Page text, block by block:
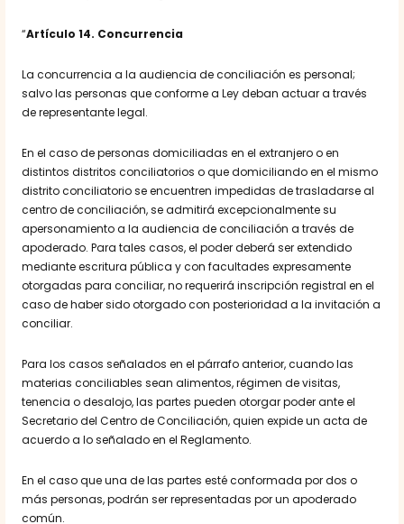
“Artículo 14. Concurrencia
La concurrencia a la audiencia de conciliación es personal;
salvo las personas que conforme a Ley deban actuar a través
de representante legal.
En el caso de personas domiciliadas en el extranjero o en
distintos distritos conciliatorios o que domiciliando en el mismo
distrito conciliatorio se encuentren impedidas de trasladarse al
centro de conciliación, se admitirá excepcionalmente su
apersonamiento a la audiencia de conciliación a través de
apoderado. Para tales casos, el poder deberá ser extendido
mediante escritura pública y con facultades expresamente
otorgadas para conciliar, no requerirá inscripción registral en el
caso de haber sido otorgado con posterioridad a la invitación a
conciliar.
Para los casos señalados en el párrafo anterior, cuando las
materias conciliables sean alimentos, régimen de visitas,
tenencia o desalojo, las partes pueden otorgar poder ante el
Secretario del Centro de Conciliación, quien expide un acta de
acuerdo a lo señalado en el Reglamento.
En el caso que una de las partes esté conformada por dos o
más personas, podrán ser representadas por un apoderado
común.